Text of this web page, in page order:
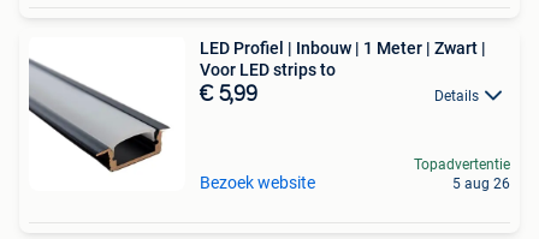
LED Profiel | Inbouw | 1 Meter | Zwart |
Voor LED strips to
€ 5,99 Details
Bezoek website
Topadvertentie
5 aug 26